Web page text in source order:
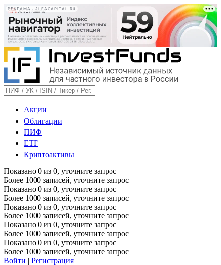
РЕКЛАМА • ALFACAPITAL.RU
Акции
Облигации
ПИФ
ETF
Криптоактивы
Показано 0 из 0, уточните запрос
Более 1000 записей, уточните запрос
Показано 0 из 0, уточните запрос
Более 1000 записей, уточните запрос
Показано 0 из 0, уточните запрос
Более 1000 записей, уточните запрос
Показано 0 из 0, уточните запрос
Более 1000 записей, уточните запрос
Показано 0 из 0, уточните запрос
Более 1000 записей, уточните запрос
Войти | Регистрация